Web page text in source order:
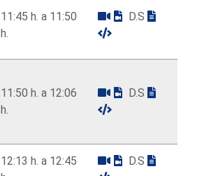
11:45 h. a 11:50
h.
D.S
11:50 h. a 12:06
h.
D.S
12:13 h. a 12:45
D.S